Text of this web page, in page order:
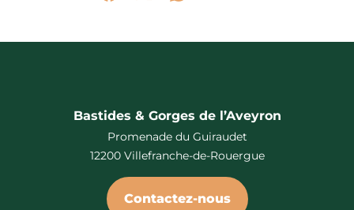
Bastides & Gorges de l’Aveyron
Promenade du Guiraudet
12200 Villefranche-de-Rouergue
Contactez-nous